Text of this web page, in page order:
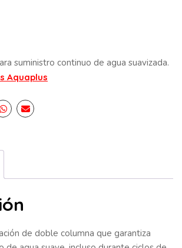
suministro continuo de agua suavizada.
Aquaplus
de doble columna que garantiza